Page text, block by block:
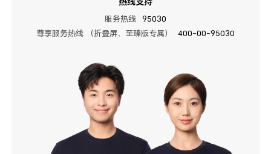
服务热线
95030
尊享服务热线 （折叠屏、至臻版专属）
400-00-95030